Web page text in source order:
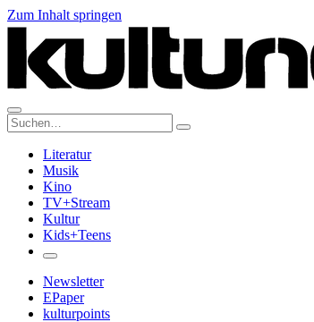
Zum Inhalt springen
Suche:
Literatur
Musik
Kino
TV+Stream
Kultur
Kids+Teens
Newsletter
EPaper
kulturpoints